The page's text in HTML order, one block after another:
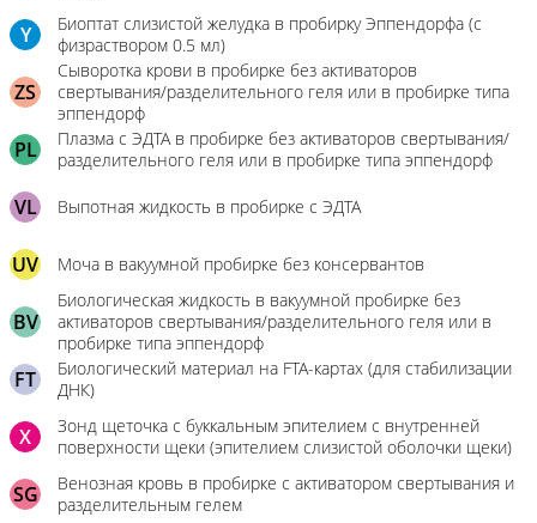
Y
Биоптат слизистой желудка в пробирку Эппендорфа (с
физраствором 0.5 мл)
ZS
Сыворотка крови в пробирке без активаторов
свертывания/разделительного геля или в пробирке типа
эппендорф
PL
Плазма с ЭДТА в пробирке без активаторов свертывания/
разделительного геля или в пробирке типа эппендорф
VL Выпотная жидкость в пробирке с ЭДТА
UV Моча в вакуумной пробирке без консервантов
BV
Биологическая жидкость в вакуумной пробирке без
активаторов свертывания/разделительного геля или в
пробирке типа эппендорф
FT
Биологический материал на FTA-картах (для стабилизации
ДНК)
X
Зонд щеточка с буккальным эпителием с внутренней
поверхности щеки (эпителием слизистой оболочки щеки)
SG
Венозная кровь в пробирке с активатором свертывания и
разделительным гелем